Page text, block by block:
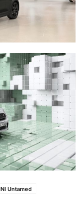
Untamed